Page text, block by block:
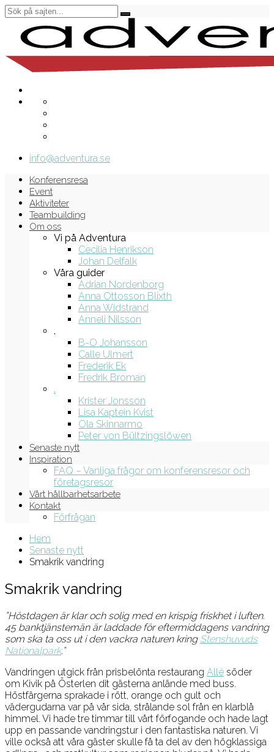
info@adventura.se
Konferensresa
Event
Aktiviteter
Teambuilding
Om oss
Vi på Adventura
Cecilia Henrikson
Johan Delfalk
Våra guider
Adrian Nordenborg
Anna Ottosson Blixth
Anna Widstrand
Anneli Nilsson
.
B-O Johansson
Calle Ulmert
Frederik Ek
Fredrik Broman
.
Krister Jonsson
Lisa Kaptein Kvist
Ola Skinnarmo
Peter von Bültzingslöwen
Senaste nytt
Inspiration
FAQ – Vanliga frågor om konferensresor och
företagsresor
Vårt hållbarhetsarbete
Kontakt
Förfrågan
Hem
Senaste nytt
Smakrik vandring
Smakrik vandring
”Höstdagen är klar och solig med en krispig friskhet i luften.
45 banktjänstemän är laddade för eftermiddagens vandring
som ska ta oss ut i den vackra naturen kring Stenshuvuds
Nationalpark.”
Vandringen utgick från prisbelönta restaurang Allé söder
om Kivik på Österlen dit gästerna anlände med buss.
Höstfärgerna sprakade i rött, orange och gult och
vädergudarna var på vår sida, strålande sol från en klarblå
himmel. Vi hade tre timmar till vårt förfogande och hade lagt
upp en passande vandringstur i den fantastiska naturen. Vi
ville också att våra gäster skulle få ta del av den högklassiga